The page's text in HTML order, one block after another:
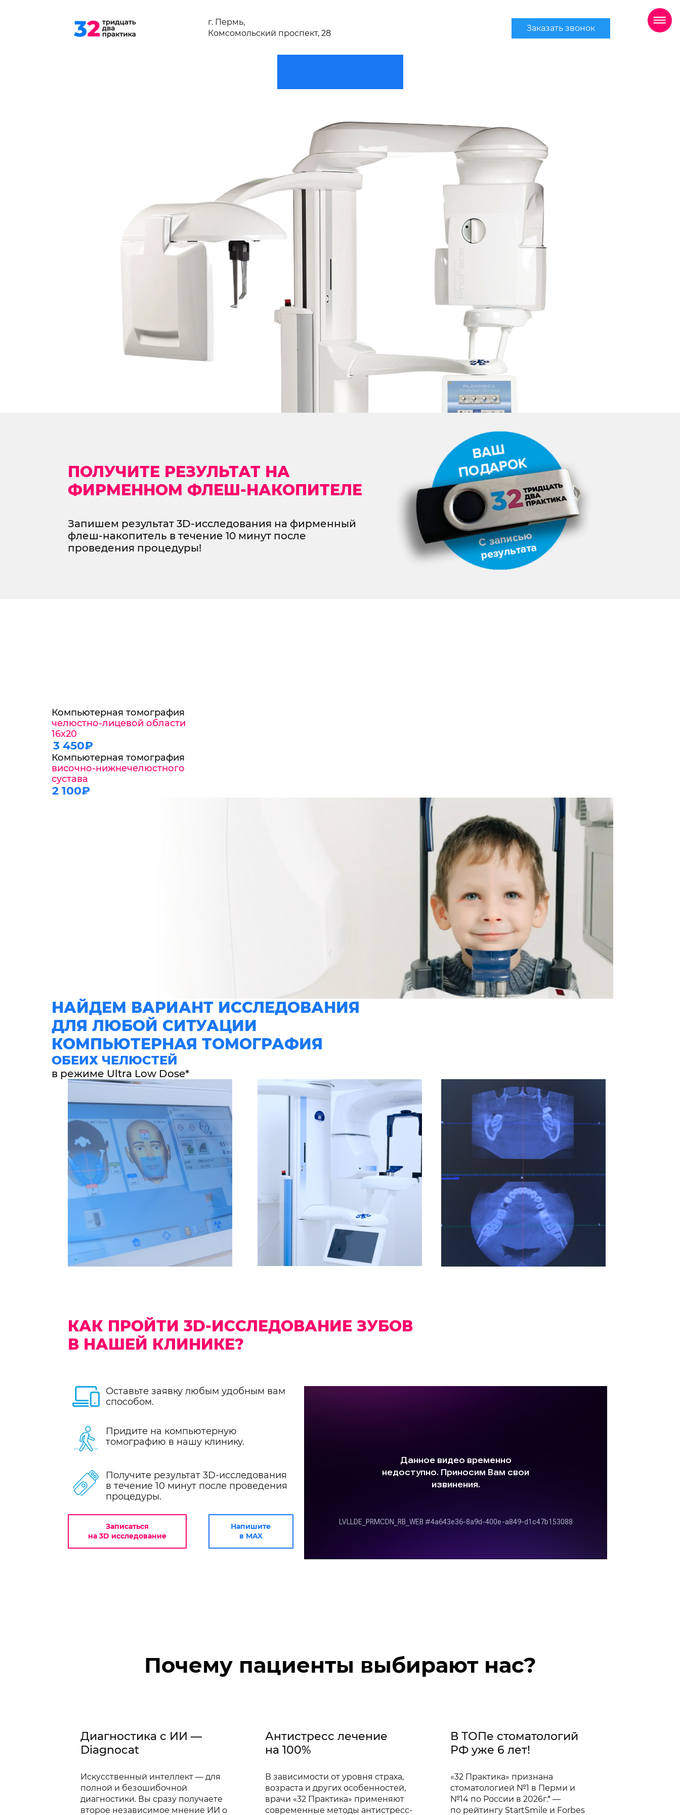
г. Пермь,
Комсомольский проспект, 28
Заказать звонок
3D-исследование
зубов в Перми
на новейшем цифровом стоматологическом
томографе Planmeca ProMax® 3D Plus
от 1050₽
ПОЛУЧИТЕ РЕЗУЛЬТАТ НА
ФИРМЕННОМ ФЛЕШ-НАКОПИТЕЛЕ
Запишем результат 3D-исследования на фирменный
флеш-накопитель в течение 10 минут после
проведения процедуры!
Компьютерная томография
челюстно-лицевой области
16х20
3 450₽
Компьютерная томография
височно-нижнечелюстного
сустава
2 100₽
НАЙДЕМ ВАРИАНТ ИССЛЕДОВАНИЯ
ДЛЯ ЛЮБОЙ СИТУАЦИИ
КОМПЬЮТЕРНАЯ ТОМОГРАФИЯ
ОБЕИХ ЧЕЛЮСТЕЙ
в режиме Ultra Low Dose*
в возрасте до 12 лет
*3D диагностика с низкой лучевой нагрузкой для
детей
2 300 ₽
Компьютерная томография
сектора челюсти (1-4 зуба)
1 050₽
Компьютерная томография
одной/обеих челюстей
2 900₽
КАК ПРОЙТИ 3D-ИССЛЕДОВАНИЕ ЗУБОВ
В НАШЕЙ КЛИНИКЕ?
Оставьте заявку любым удобным вам
способом.
Придите на компьютерную
томографию в нашу клинику.
Получите результат 3D-исследования
в течение 10 минут после проведения
процедуры.
Записаться
на 3D исследование
Напишите
в MAX
Почему пациенты выбирают нас?
Диагностика с ИИ —
Diagnocat
Искусственный интеллект — для
полной и безошибочной
диагностики. Вы сразу получаете
второе независимое мнение ИИ о
Антистресс лечение
на 100%
В зависимости от уровня страха,
возраста и других особенностей,
врачи «32 Практика» применяют
современные методы антистресс-
В ТОПе стоматологий
РФ уже 6 лет!
«32 Практика» признана
стоматологией №1 в Перми и
№14 по России в 2026г.* —
по рейтингу StartSmile и Forbes